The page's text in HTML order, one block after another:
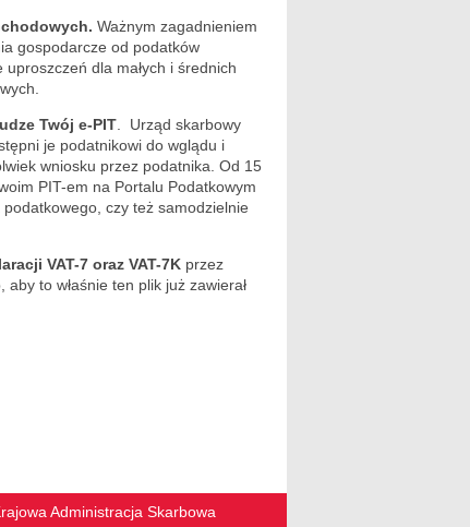
Ważnym zagadnieniem
gospodarcze od podatków
dla małych i średnich
Twój e-PIT . Urząd skarbowy
je podatnikowi do wglądu i
wniosku przez podatnika. Od 15
PIT-em na Portalu Podatkowym
czy też samodzielnie
VAT-7 oraz VAT-7K przez
to właśnie ten plik już zawierał
Administracja Skarbowa